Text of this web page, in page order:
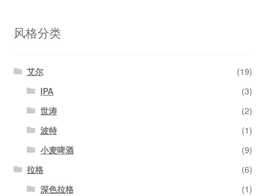
风格分类
艾尔
(19)
IPA
(3)
世涛
(2)
波特
(1)
小麦啤酒
(9)
拉格
(6)
深色拉格
(1)